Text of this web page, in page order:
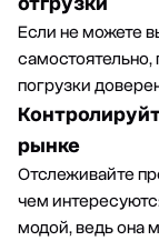
Если не можете
погрузки
рынке
Отслеживайте
чем
модой, ведь она